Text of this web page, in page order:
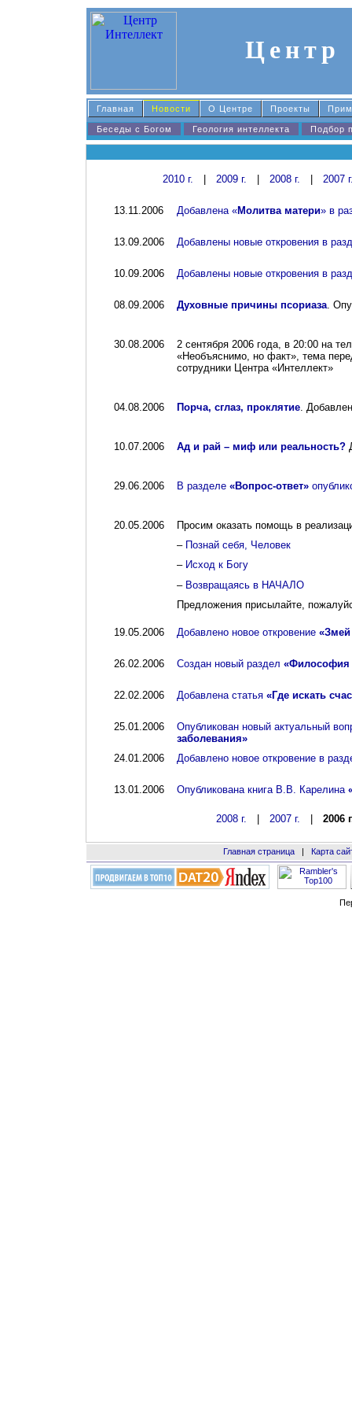
Главная Новости О Центре Проекты
Беседы с Богом Геология интеллекта Подбор
2010 г. 2009 г. 2008 г. 2007
13.11.2006 Добавлена «Молитва матери» в
13.09.2006 Добавлены новые откровения в
10.09.2006 Добавлены новые откровения в
08.09.2006 Духовные причины псориаза .
30.08.2006
2 сентября 2006 года, в 20:00 на
«Необъяснимо, но факт», тема
сотрудники Центра «Интеллект»
04.08.2006 Порча, сглаз, проклятие .
10.07.2006 Ад и рай – миф или реальность?
29.06.2006 В разделе«Вопрос-ответ»
20.05.2006
Просим оказать помощь в
– Познай себя, Человек
– Исход к Богу
– Возвращаясь в НАЧАЛО
Предложения присылайте,
19.05.2006 Добавлено новое откровение
26.02.2006 Создан новый раздел«Философия
22.02.2006 Добавлена статья«Где искать
25.01.2006
Опубликован новый актуальный
заболевания»
24.01.2006
Добавлено новое откровение в
13.01.2006 Опубликована книга В.В. Карелина
2008 г. 2007 г. 2006
Главная страница| Карта